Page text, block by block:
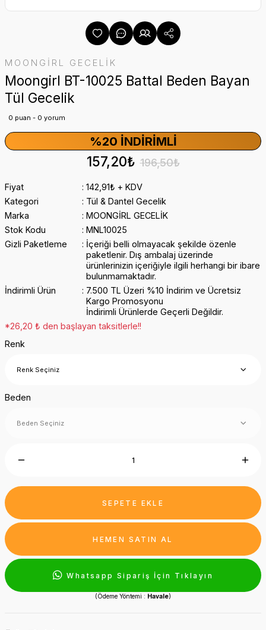
MOONGİRL GECELİK
Moongirl BT-10025 Battal Beden Bayan
Tül Gecelik
0 puan - 0 yorum
%20 İNDIRIMLI
157,20₺ 196,50₺
Fiyat
142,91₺ + KDV
Kategori
Tül & Dantel Gecelik
Marka
MOONGİRL GECELİK
Stok Kodu
MNL10025
Gizli Paketleme
İçeriği belli olmayacak şekilde özenle
paketlenir. Dış ambalaj üzerinde
ürünlerinizin içeriğiyle ilgili herhangi bir ibare
bulunmamaktadır.
İndirimli Ürün
7.500 TL Üzeri %10 İndirim ve Ücretsiz
Kargo Promosyonu
İndirimli Ürünlerde Geçerli Değildir.
*26,20 ₺ den başlayan taksitlerle!!
Renk
Beden
SEPETE EKLE
HEMEN SATIN AL
Whatsapp Sipariş İçin Tıklayın
(Ödeme Yöntemi : Havale)